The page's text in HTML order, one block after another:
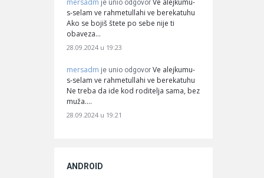
je unio odgovor
s-selam ve rahmetullahi ve berekatuhu
Ako se bojiš štete po sebe nije ti
obaveza…
28.09.2024 u 19:23
mersadm je unio odgovor Ve alejkumu-
s-selam ve rahmetullahi ve berekatuhu
Ne treba da ide kod roditelja sama, bez
muža.…
28.09.2024 u 19:21
ANDROID